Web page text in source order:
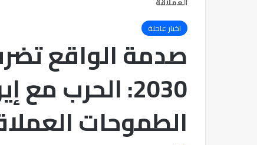
اخبار عاجلة
صدمة الواقع
2030: الحرب
الطموحات